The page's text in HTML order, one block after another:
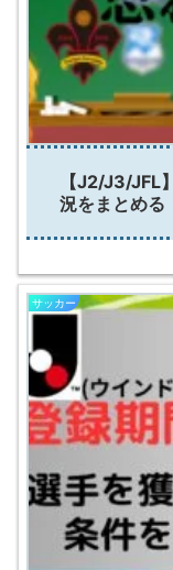
【J2/J3/JFL
況をまとめる
サッカー